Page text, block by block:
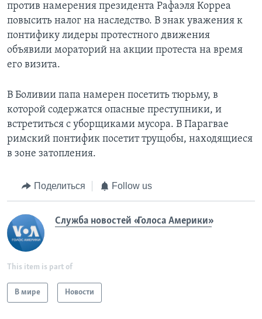
против намерения президента Рафаэля Корреа
повысить налог на наследство. В знак уважения к
понтифику лидеры протестного движения
объявили мораторий на акции протеста на время
его визита.
В Боливии папа намерен посетить тюрьму, в
которой содержатся опасные преступники, и
встретиться с уборщиками мусора. В Парагвае
римский понтифик посетит трущобы, находящиеся
в зоне затопления.
Поделиться Follow us
Служба новостей «Голоса Америки»
This item is part of
В мире Новости